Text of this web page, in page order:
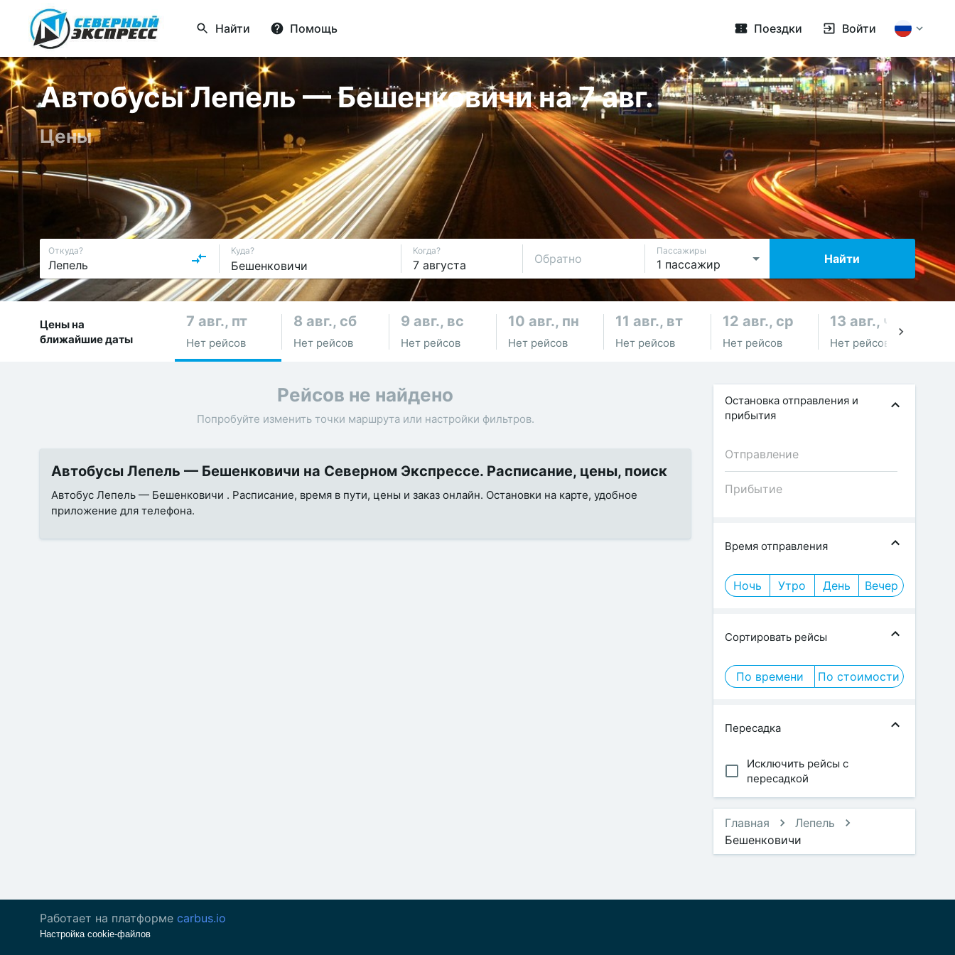
Найти Помощь Поездки Войти
Автобусы Лепель — Бешенковичи на 7 авг.
Цены
Откуда? Куда? Когда?
Обратно
Пассажиры
Найти
Цены на
ближайшие даты
7 авг., пт
Нет рейсов
8 авг., сб
Нет рейсов
9 авг., вс
Нет рейсов
10 авг., пн
Нет рейсов
11 авг., вт
Нет рейсов
12 авг., ср
Нет рейсов
13 авг., чт
Нет рейсов
Рейсов не найдено
Попробуйте изменить точки маршрута или настройки фильтров.
Автобусы Лепель — Бешенковичи на Северном Экспрессе. Расписание, цены, поиск
Автобус Лепель — Бешенковичи . Расписание, время в пути, цены и заказ онлайн. Остановки на карте, удобное
приложение для телефона.
Остановка отправления и
прибытия
Время отправления
Ночь Утро День Вечер
Сортировать рейсы
По времени По стоимости
Пересадка
Исключить рейсы с
пересадкой
Главная
Лепель
Бешенковичи
Работает на платформе carbus.io
Настройка cookie-файлов